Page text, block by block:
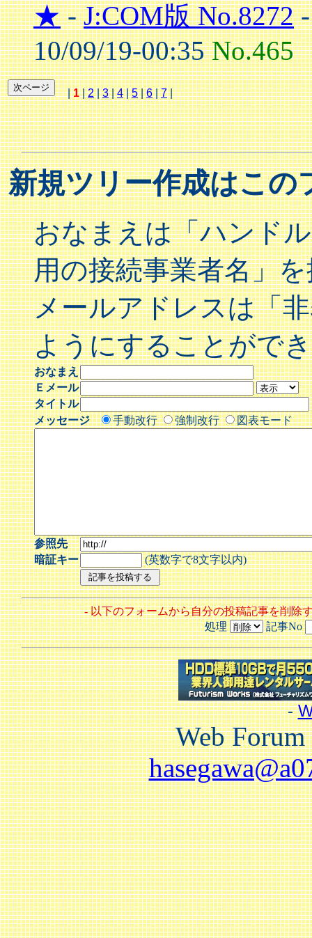
★-J:COM版 No.8272
10/09/19-00:35No.465
|1|2|3|4|5|6|7|
新規ツリー作成はこの
おなまえは「ハンド
用の接続事業者名」
メールアドレスは「
ようにすることがで
おなまえ
Ｅメール
タイトル
メッセージ
手動改行 強制改行 図表モード
参照先
暗証キー
(英数字で8文字以内)
- 以下のフォームから自分の投稿記事を削除
処理
記事No
-
Web